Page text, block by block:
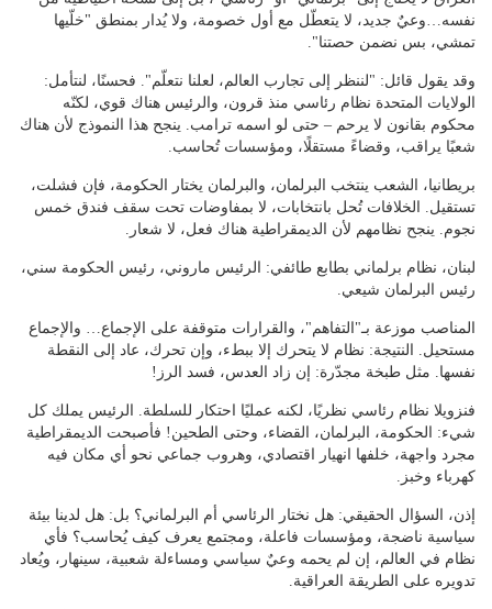
نفسه…وعيٌ جديد، لا يتعطّل مع أول خصومة، ولا يُدار بمنطق "خلّيها
تمشي، بس نضمن حصتنا".
وقد يقول قائل: "لننظر إلى تجارب العالم، لعلنا نتعلّم". فحسنًا، لنتأمل:
الولايات المتحدة نظام رئاسي منذ قرون، والرئيس هناك قوي، لكنّه
محكوم بقانون لا يرحم – حتى لو اسمه ترامب. ينجح هذا النموذج لأن هناك
شعبًا يراقب، وقضاءً مستقلًا، ومؤسسات تُحاسب.
بريطانيا، الشعب ينتخب البرلمان، والبرلمان يختار الحكومة، فإن فشلت،
تستقيل. الخلافات تُحل بانتخابات، لا بمفاوضات تحت سقف فندق خمس
نجوم. ينجح نظامهم لأن الديمقراطية هناك فعل، لا شعار.
لبنان، نظام برلماني بطابع طائفي: الرئيس ماروني، رئيس الحكومة سني،
رئيس البرلمان شيعي.
المناصب موزعة بـ"التفاهم"، والقرارات متوقفة على الإجماع… والإجماع
مستحيل. النتيجة: نظام لا يتحرك إلا ببطء، وإن تحرك، عاد إلى النقطة
نفسها. مثل طبخة مجدّرة: إن زاد العدس، فسد الرز!
فنزويلا نظام رئاسي نظريًا، لكنه عمليًا احتكار للسلطة. الرئيس يملك كل
شيء: الحكومة، البرلمان، القضاء، وحتى الطحين! فأصبحت الديمقراطية
مجرد واجهة، خلفها انهيار اقتصادي، وهروب جماعي نحو أي مكان فيه
كهرباء وخبز.
إذن، السؤال الحقيقي: هل نختار الرئاسي أم البرلماني؟ بل: هل لدينا بيئة
سياسية ناضجة، ومؤسسات فاعلة، ومجتمع يعرف كيف يُحاسب؟ فأي
نظام في العالم، إن لم يحمه وعيٌ سياسي ومساءلة شعبية، سينهار، ويُعاد
تدويره على الطريقة العراقية.